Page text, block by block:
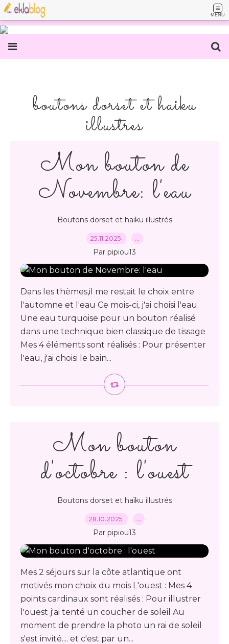
MENU
boutons dorset et haiku
illustres
Mon bouton de
Novembre: l'eau
Boutons dorset et haïku illustrés
25.11.2025 …
Par pipiou13
Dans les thèmes,il me restait le choix entre
l'automne et l'eau Ce mois-ci, j'ai choisi l'eau.
Une eau turquoise pour un bouton réalisé
dans une technique bien classique de tissage
Mes 4 éléments sont réalisés : Pour présenter
l'eau, j'ai choisi le bain...
Mon bouton
d'octobre : l'ouest
Boutons dorset et haïku illustrés
28.10.2025 …
Par pipiou13
Mes 2 séjours sur la côte atlantique ont
motivés mon choix du mois L'ouest : Mes 4
points cardinaux sont réalisés : Pour illustrer
l'ouest j'ai tenté un coucher de soleil Au
moment de prendre la photo un rai de soleil
s'est invité.... et c'est par un...